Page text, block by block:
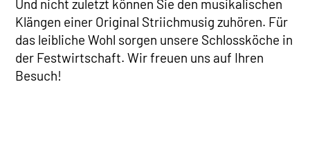
Und nicht zuletzt können Sie den musikalischen
Klängen einer Original Striichmusig zuhören. Für
das leibliche Wohl sorgen unsere Schlossköche in
der Festwirtschaft. Wir freuen uns auf Ihren
Besuch!